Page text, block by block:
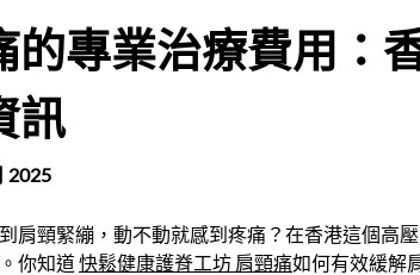
的專業治療費用：
訊
2025
肩頸緊繃，動不動就感到疼痛？在香港這個高
你知道快鬆健康護脊工坊 肩頸痛如何有效緩解